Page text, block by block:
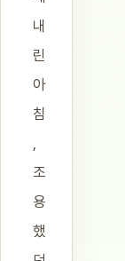
내
린
아
침
,
조
용
했